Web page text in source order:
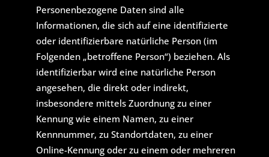
Personenbezogene Daten sind alle
Informationen, die sich auf eine identifizierte
oder identifizierbare natürliche Person (im
Folgenden „betroffene Person“) beziehen. Als
identifizierbar wird eine natürliche Person
angesehen, die direkt oder indirekt,
insbesondere mittels Zuordnung zu einer
Kennung wie einem Namen, zu einer
Kennnummer, zu Standortdaten, zu einer
Online-Kennung oder zu einem oder mehreren